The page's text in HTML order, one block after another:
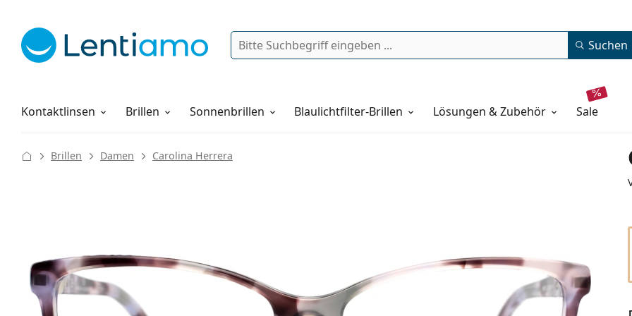
Suche Suchen
Kontaktlinsen
Pflegemittel Brillen Sonnenbrillen Blaulichtfilter-Brillen Lösungen & Zubehör sale
Alles über den Einkauf
Brillen Damen Carolina Herrera